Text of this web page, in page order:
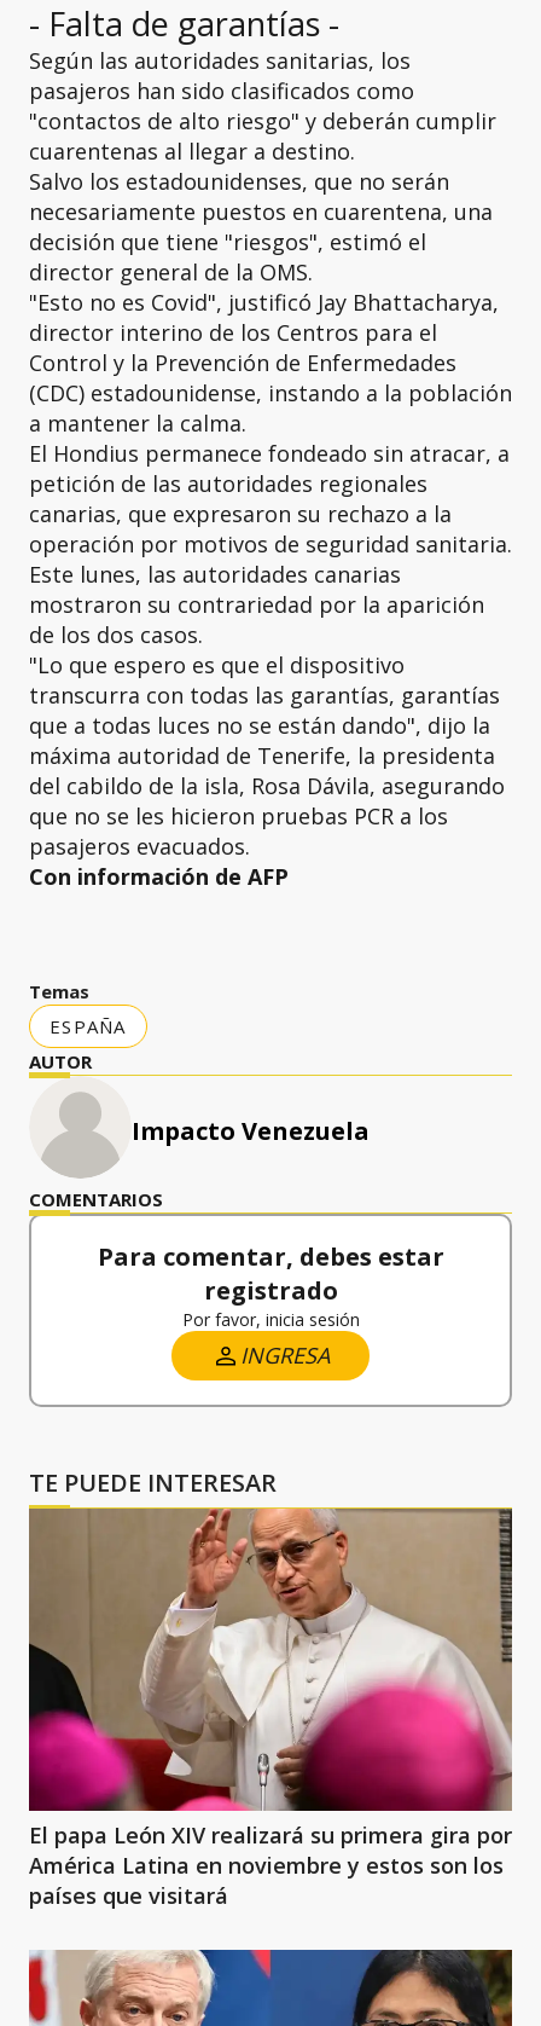
- Falta de garantías -
Según las autoridades sanitarias, los
pasajeros han sido clasificados como
"contactos de alto riesgo" y deberán cumplir
cuarentenas al llegar a destino.
Salvo los estadounidenses, que no serán
necesariamente puestos en cuarentena, una
decisión que tiene "riesgos", estimó el
director general de la OMS.
"Esto no es Covid", justificó Jay Bhattacharya,
director interino de los Centros para el
Control y la Prevención de Enfermedades
(CDC) estadounidense, instando a la población
a mantener la calma.
El Hondius permanece fondeado sin atracar, a
petición de las autoridades regionales
canarias, que expresaron su rechazo a la
operación por motivos de seguridad sanitaria.
Este lunes, las autoridades canarias
mostraron su contrariedad por la aparición
de los dos casos.
"Lo que espero es que el dispositivo
transcurra con todas las garantías, garantías
que a todas luces no se están dando", dijo la
máxima autoridad de Tenerife, la presidenta
del cabildo de la isla, Rosa Dávila, asegurando
que no se les hicieron pruebas PCR a los
pasajeros evacuados.
Con información de AFP
Temas
ESPAÑA
AUTOR
Impacto Venezuela
COMENTARIOS
Para comentar, debes estar
registrado
Por favor, inicia sesión
INGRESA
TE PUEDE INTERESAR
El papa León XIV realizará su primera gira por
América Latina en noviembre y estos son los
países que visitará